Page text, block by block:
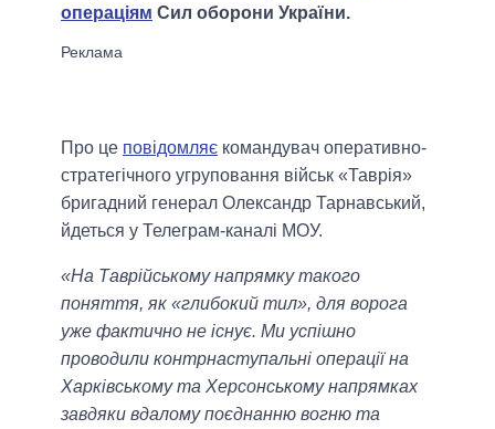
операціям Сил оборони України.
Про це повідомляє командувач оперативно-
стратегічного угруповання військ «Таврія»
бригадний генерал Олександр Тарнавський,
йдеться у Телеграм-каналі МОУ.
«На Таврійському напрямку такого
поняття, як «глибокий тил», для ворога
уже фактично не існує. Ми успішно
проводили контрнаступальні операції на
Харківському та Херсонському напрямках
завдяки вдалому поєднанню вогню та